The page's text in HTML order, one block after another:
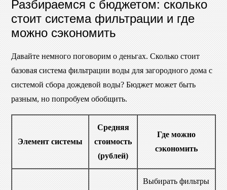
стоит система фильтрации и где
можно сэкономить
Давайте немного поговорим о деньгах. Сколько стоит
базовая система фильтрации воды для загородного дома с
системой сбора дождевой воды? Бюджет может быть
разным, но попробуем обобщить.
Элемент системы
Средняя
стоимость
(рублей)
Где можно
сэкономить
Выбирать фильтры